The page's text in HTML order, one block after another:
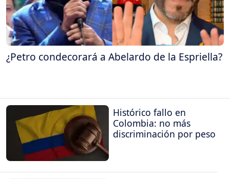
¿Petro condecorará a Abelardo de la Espriella?
Histórico fallo en
Colombia: no más
discriminación por peso